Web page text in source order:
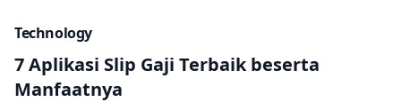
Technology
7 Aplikasi Slip Gaji Terbaik beserta
Manfaatnya